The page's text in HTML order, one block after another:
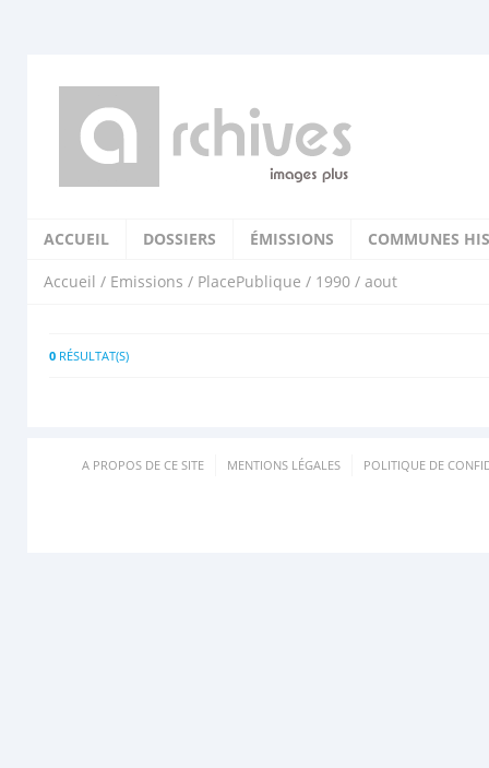
ACCUEIL DOSSIERS ÉMISSIONS COMMUNES
Accueil / Emissions / PlacePublique / 1990 / aout
0 RÉSULTAT(S)
A PROPOS DE CE SITE MENTIONS LÉGALES POLITIQUE DE